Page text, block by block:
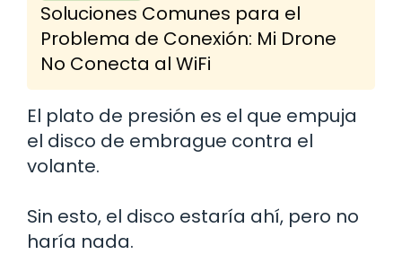
Soluciones Comunes para el
Problema de Conexión: Mi Drone
No Conecta al WiFi
El plato de presión es el que empuja
el disco de embrague contra el
volante.
Sin esto, el disco estaría ahí, pero no
haría nada.